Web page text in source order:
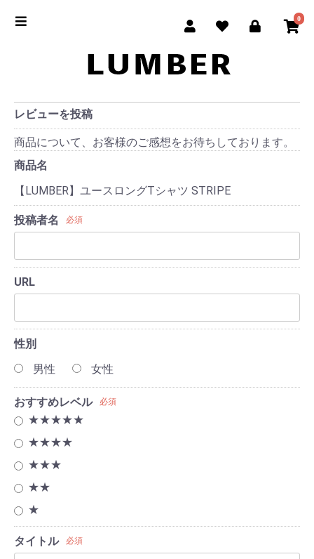
0
レビューを投稿
商品について、お客様のご感想をお待ちしております。
商品名
【LUMBER】ユースロングTシャツ STRIPE
投稿者名 必須
URL
性別
男性
女性
おすすめレベル 必須
★★★★★
★★★★
★★★
★★
★
タイトル 必須